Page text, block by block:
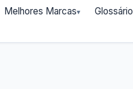
Melhores Marcas Glossário